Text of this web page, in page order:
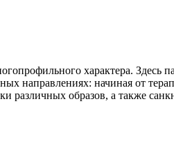
характера. Здесь
направлениях: начиная от
различных образов, а также